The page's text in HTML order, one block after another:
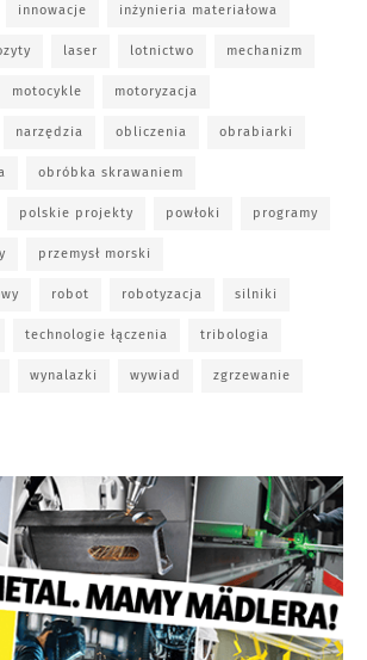
innowacje inżynieria materiałowa
laser lotnictwo mechanizm
motocykle motoryzacja
narzędzia obliczenia obrabiarki
obróbka skrawaniem
polskie projekty powłoki programy
przemysł morski
robot robotyzacja silniki
technologie łączenia tribologia
wynalazki wywiad zgrzewanie